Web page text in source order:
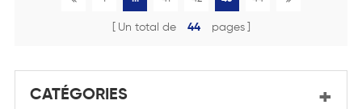
Un total de 44 pages
CATÉGORIES